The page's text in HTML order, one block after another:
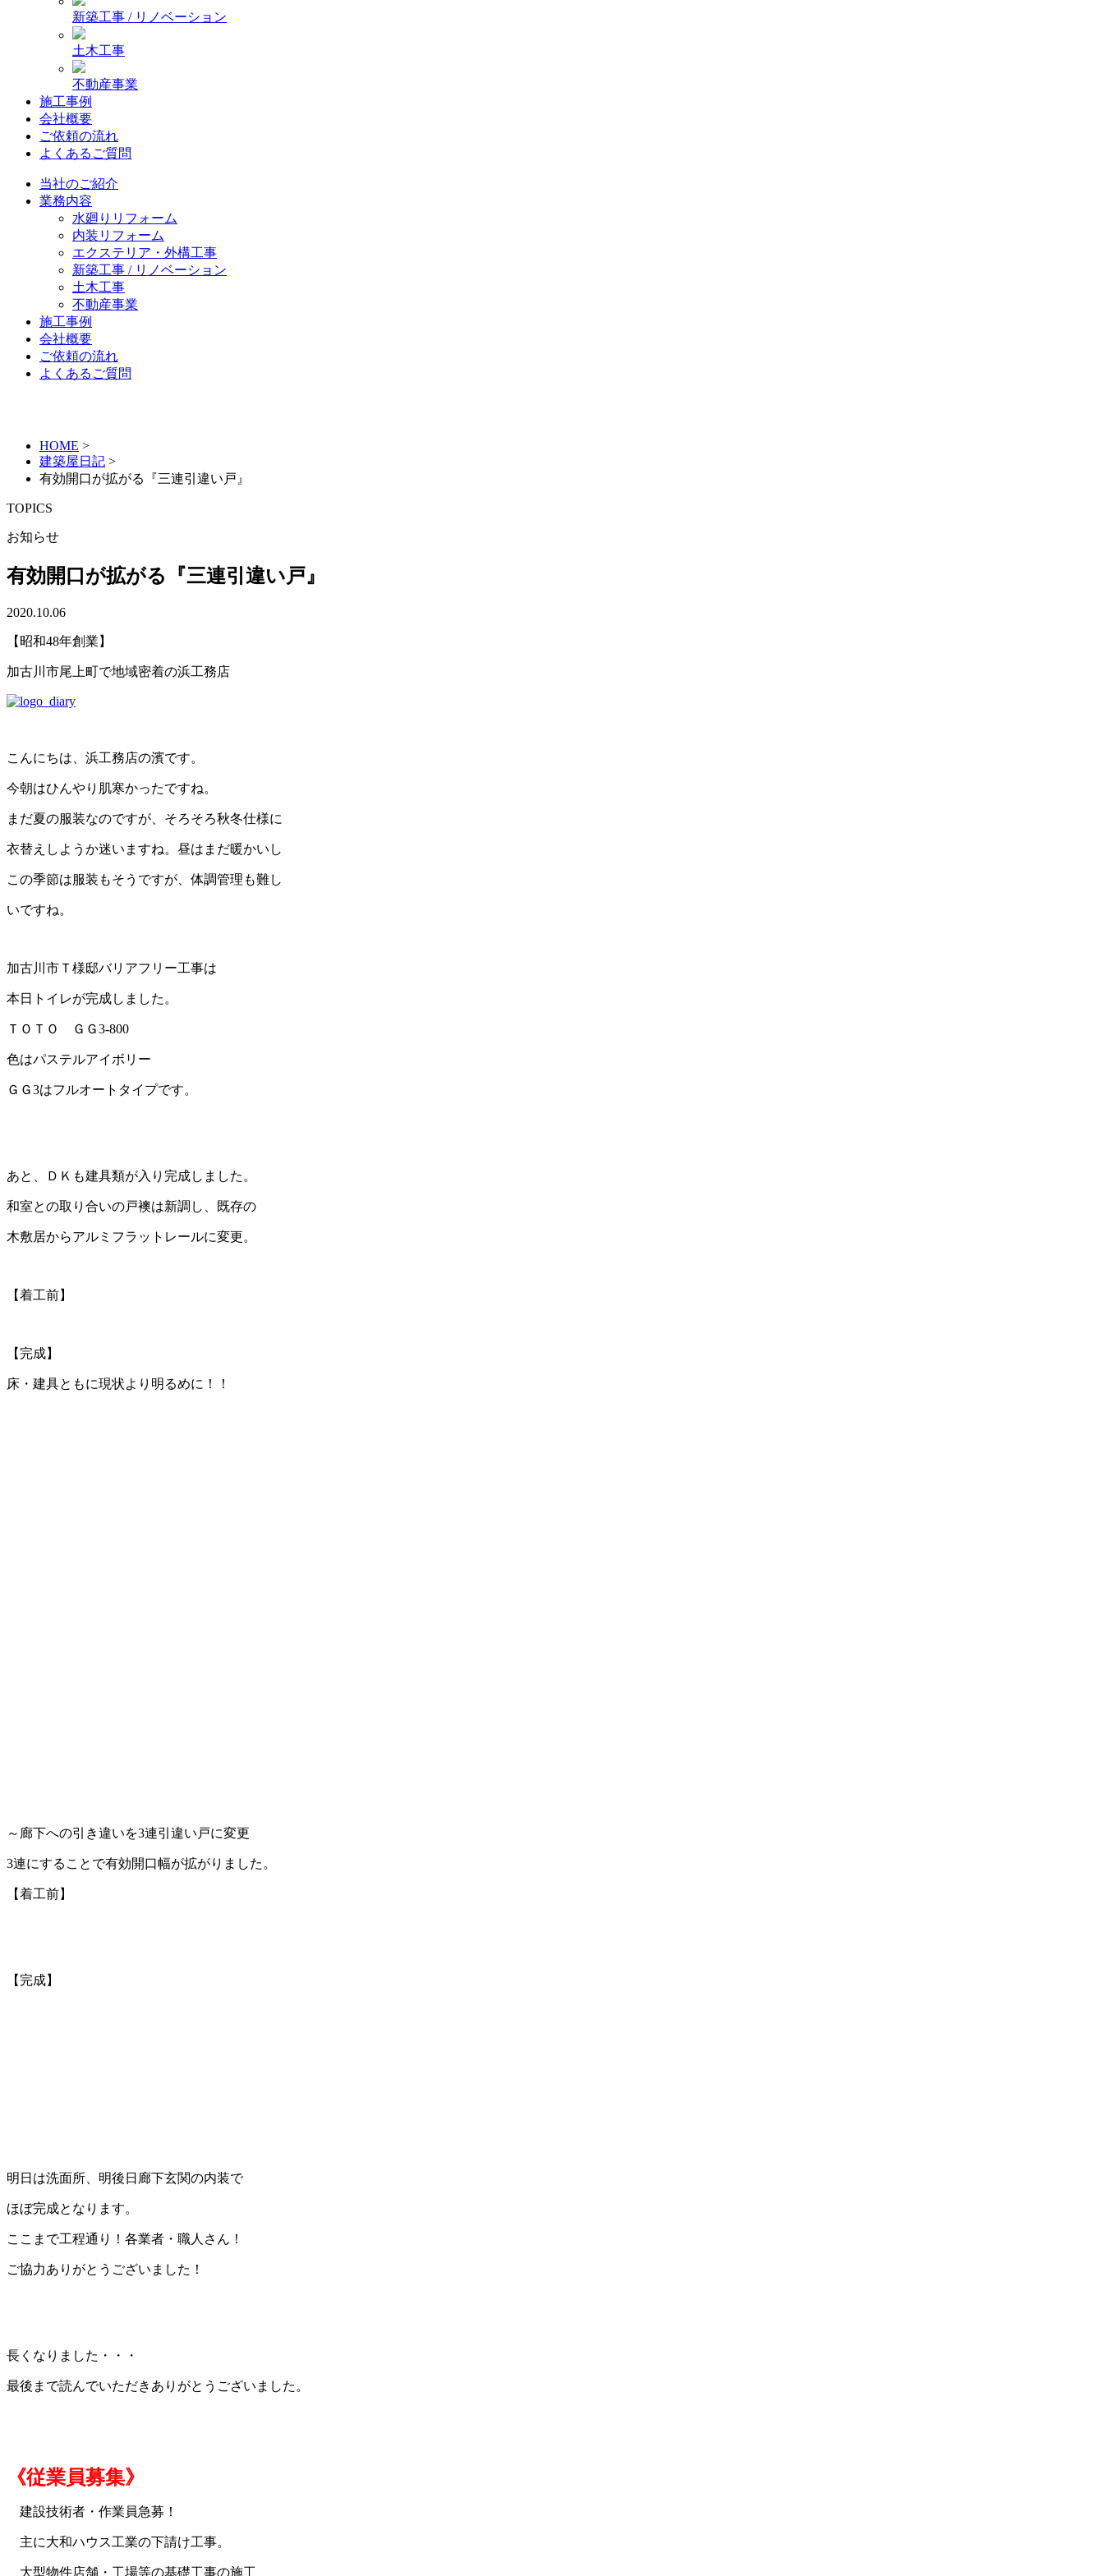
新築工事 / リノベーション
土木工事
不動産事業
施工事例
会社概要
ご依頼の流れ
よくあるご質問
当社のご紹介
業務内容
水廻りリフォーム
内装リフォーム
エクステリア・外構工事
新築工事 / リノベーション
土木工事
不動産事業
施工事例
会社概要
ご依頼の流れ
よくあるご質問
HOME >
建築屋日記 >
有効開口が拡がる『三連引違い戸』
TOPICS
お知らせ
有効開口が拡がる『三連引違い戸』
2020.10.06
【昭和48年創業】
加古川市尾上町で地域密着の浜工務店
こんにちは、浜工務店の濱です。
今朝はひんやり肌寒かったですね。
まだ夏の服装なのですが、そろそろ秋冬仕様に
衣替えしようか迷いますね。昼はまだ暖かいし
この季節は服装もそうですが、体調管理も難し
いですね。
加古川市Ｔ様邸バリアフリー工事は
本日トイレが完成しました。
ＴＯＴＯ ＧＧ3-800
色はパステルアイボリー
ＧＧ3はフルオートタイプです。
あと、ＤＫも建具類が入り完成しました。
和室との取り合いの戸襖は新調し、既存の
木敷居からアルミフラットレールに変更。
【着工前】
【完成】
床・建具ともに現状より明るめに！！
～廊下への引き違いを3連引違い戸に変更
3連にすることで有効開口幅が拡がりました。
【着工前】
【完成】
明日は洗面所、明後日廊下玄関の内装で
ほぼ完成となります。
ここまで工程通り！各業者・職人さん！
ご協力ありがとうございました！
長くなりました・・・
最後まで読んでいただきありがとうございました。
《従業員募集》
建設技術者・作業員急募！
主に大和ハウス工業の下請け工事。
大型物件店舗・工場等の基礎工事の施工